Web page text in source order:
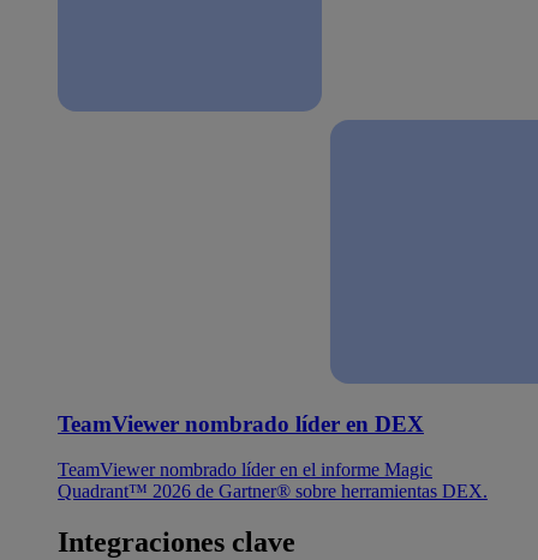
TeamViewer nombrado líder en DEX
TeamViewer nombrado líder en el informe Magic
Quadrant™ 2026 de Gartner® sobre herramientas DEX.
Integraciones clave